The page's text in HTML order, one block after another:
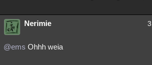
Nerimie
@ems Ohhh weia